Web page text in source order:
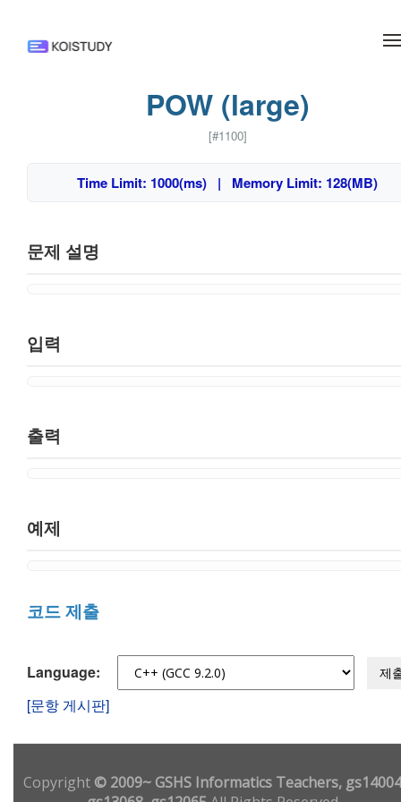
POW (large)
[#1100]
Time Limit: 1000(ms) | Memory Limit: 128(MB)
문제 설명
입력
출력
예제
코드 제출
Language: 제
[문항 게시판]
Copyright© 2009~ GSHS Informatics Teachers,